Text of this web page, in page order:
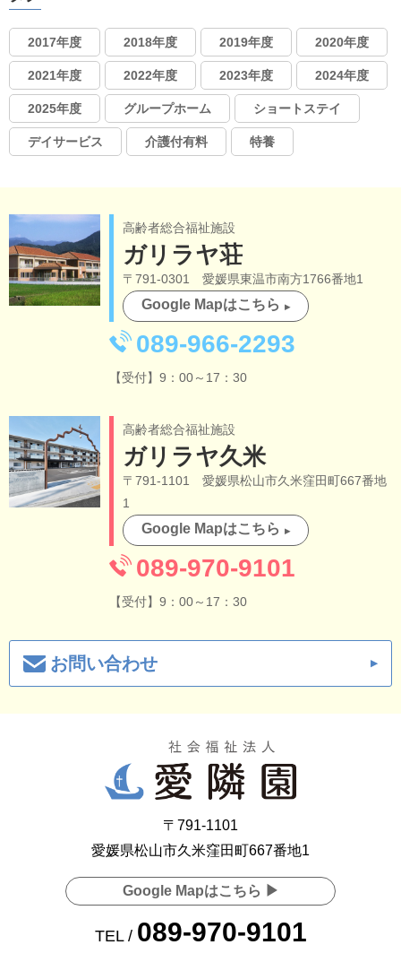
2017年度 2018年度 2019年度 2020年度
2021年度 2022年度 2023年度 2024年度
2025年度 グループホーム ショートステイ
デイサービス 介護付有料 特養
高齢者総合福祉施設
ガリラヤ荘
〒791-0301 愛媛県東温市南方1766番地1
Google Mapはこちら
089-966-2293
【受付】9：00～17：30
高齢者総合福祉施設
ガリラヤ久米
〒791-1101 愛媛県松山市久米窪田町667番地
1
Google Mapはこちら
089-970-9101
【受付】9：00～17：30
お問い合わせ
〒791-1101
愛媛県松山市久米窪田町667番地1
Google Mapはこちら ▶
TEL / 089-970-9101